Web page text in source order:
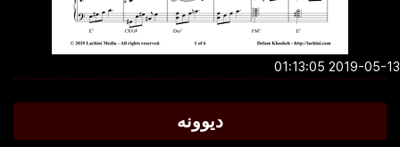
2019-05-13
دیوونه